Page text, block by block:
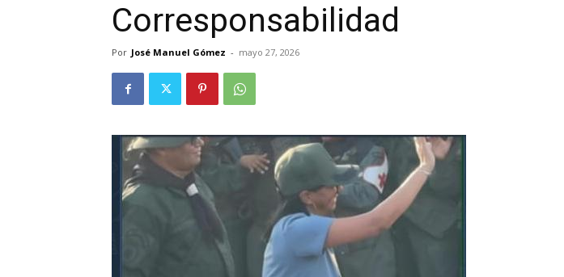
Corresponsabilidad
Por José Manuel Gómez - mayo 27, 2026